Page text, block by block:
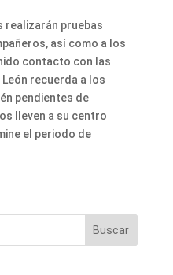
realizarán pruebas
así como a los
contacto con las
recuerda a los
pendientes de
lleven a su centro
el periodo de